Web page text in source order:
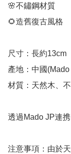
🌸不鏽鋼材質
🌻造舊復古風格
尺寸：長約13cm
產地：中國(Mado
材質：天然木、
透過Mado JP連
注意事項：由於